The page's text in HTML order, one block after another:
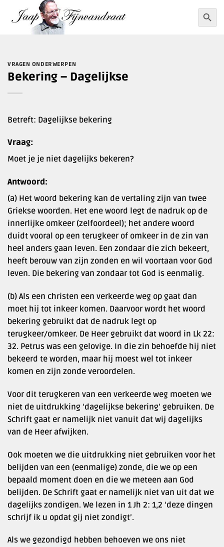
naar
Zoek
naar:
VRAGEN ONDERWERPEN
Bekering – Dagelijkse
Betreft: Dagelijkse bekering
Vraag:
Moet je je niet dagelijks bekeren?
Antwoord:
(a) Het woord bekering kan de vertaling zijn van twee
Griekse woorden. Het ene woord legt de nadruk op de
innerlijke omkeer (zelfoordeel); het andere woord
duidt vooral op een terugkeer of omkeer in de zin van
heel anders gaan leven. Een zondaar die zich bekeert,
heeft berouw van zijn zonden en wil voortaan voor God
leven. Die bekering van zondaar tot God is eenmalig.
(b) Als een christen een verkeerde weg op gaat dan
moet hij tot inkeer komen. Daarvoor wordt het woord
bekering gebruikt dat de nadruk legt op
terugkeer/omkeer. De Heer gebruikt dat woord in Lk 22:
32. Petrus was een gelovige. In die zin behoefde hij niet
bekeerd te worden, maar hij moest wel tot inkeer
komen en zijn zonde veroordelen.
Voor dit terugkeren van een verkeerde weg moeten we
niet de uitdrukking ‘dagelijkse bekering’ gebruiken. De
Schrift gaat er namelijk niet vanuit dat wij dagelijks
van de Heer afwijken.
Ook moeten we die uitdrukking niet gebruiken voor het
belijden van een (eenmalige) zonde, die we op een
bepaald moment doen en die we meteen aan God
belijden. De Schrift gaat er namelijk niet van uit dat we
dagelijks zondigen. We lezen in 1 Jh 2: 1,2 ‘deze dingen
schrijf ik u opdat gij niet zondigt’.
Als we gezondigd hebben behoeven we ons niet